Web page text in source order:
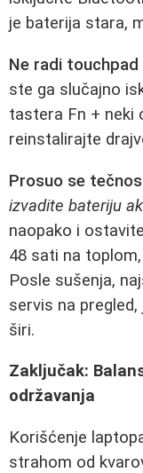
je baterija stara,
Ne radi
ste ga slučajno
tastera Fn + neki
reinstalirajte
Prosuo se
izvadite bateriju
naopako i
48 sati na
Posle sušenja,
servis na
širi.
Zaključak:
održavanja
Korišćenje
strahom od